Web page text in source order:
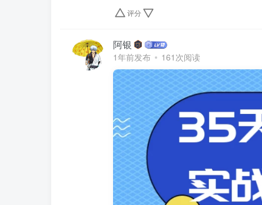
评分
阿银
1年前发布 161次阅读